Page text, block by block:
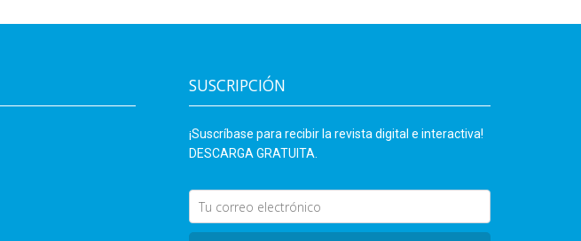
SUSCRIPCIÓN
¡Suscríbase para recibir la revista digital e interactiva!
DESCARGA GRATUITA.